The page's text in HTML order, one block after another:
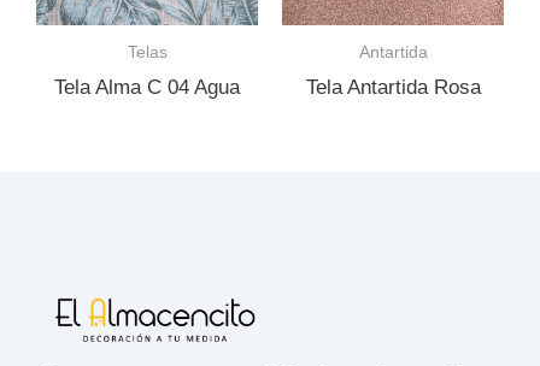
Telas
Tela Alma C 04 Agua
Antartida
Tela Antartida Rosa